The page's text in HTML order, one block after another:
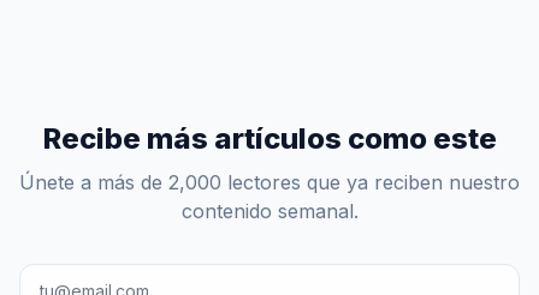
Recibe más artículos como este
Únete a más de 2,000 lectores que ya reciben nuestro
contenido semanal.